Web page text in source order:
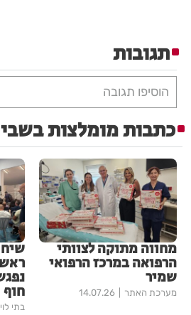
תגובות
הוסיפו תגובה
כתבות מומלצות
מחווה מתוקה לצוותי
הרפואה במרכז הרפואי
שמיר
מערכת האתר 14.07.26
ראש
חוף
בתי